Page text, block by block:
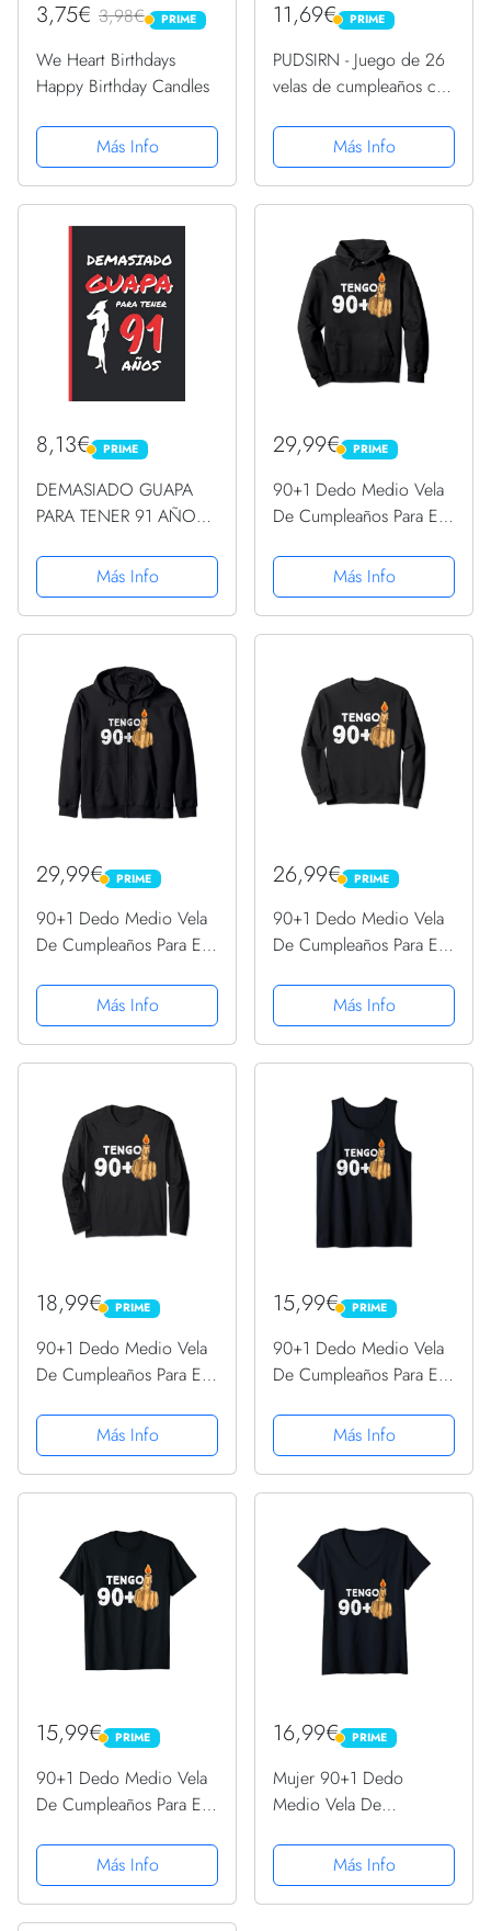
3,75€ 3,98€ PRIME
PRIME
We Heart Birthdays
Happy Birthday Candles
Más Info
11,69€ PRIME
PRIME
PUDSIRN - Juego de 26
velas de cumpleaños con
decoración para tartas
con purpurina, número
0-9, con 16 velas de
corazón,...
Más Info
8,13€ PRIME
PRIME
DEMASIADO GUAPA
PARA TENER 91 AÑOS:
CUMPLEAÑOS
ORIGINAL Y DIVERTIDO
PARA MUJER | pareja,
Aniversario, Día de San
Más Info
29,99€ PRIME
PRIME
90+1 Dedo Medio Vela
De Cumpleaños Para El
Sudadera con Capucha
Más Info
29,99€ PRIME
PRIME
90+1 Dedo Medio Vela
De Cumpleaños Para El
Sudadera con Capucha
Más Info
26,99€ PRIME
PRIME
90+1 Dedo Medio Vela
De Cumpleaños Para El
SudaderaMás Info
18,99€ PRIME
PRIME
90+1 Dedo Medio Vela
De Cumpleaños Para El
Larga
Más Info
15,99€ PRIME
PRIME
90+1 Dedo Medio Vela
De Cumpleaños Para El
Camiseta sin Mangas
Más Info
15,99€ PRIME
PRIME
90+1 Dedo Medio Vela
De Cumpleaños Para El
CamisetaMás Info
16,99€ PRIME
PRIME
Mujer 90+1 Dedo
Medio Vela De
Cumpleaños Camiseta
Cuello V
Más Info